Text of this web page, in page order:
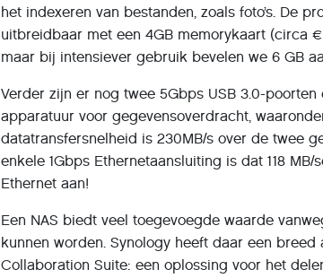
het indexeren van bestanden, zoals foto’s. De
uitbreidbaar met een 4GB memorykaart (circa
maar bij intensiever gebruik bevelen we 6 GB
Verder zijn er nog twee 5Gbps USB 3.0-
apparatuur voor gegevensoverdracht,
datatransfersnelheid is 230MB/s over de twee
enkele 1Gbps Ethernetaansluiting is dat 118
Ethernet aan!
Een NAS biedt veel toegevoegde waarde
kunnen worden. Synology heeft daar een breed
Collaboration Suite: een oplossing voor het